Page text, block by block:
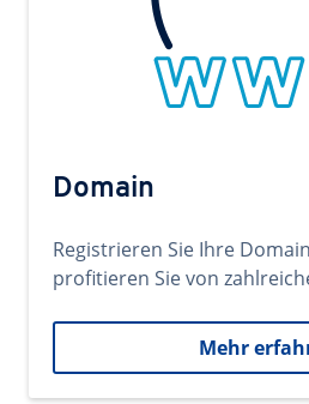
Domain
Registrieren Sie Ihre
profitieren Sie von
Mehr